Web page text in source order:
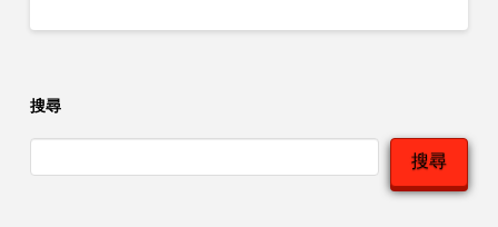
搜尋
搜尋